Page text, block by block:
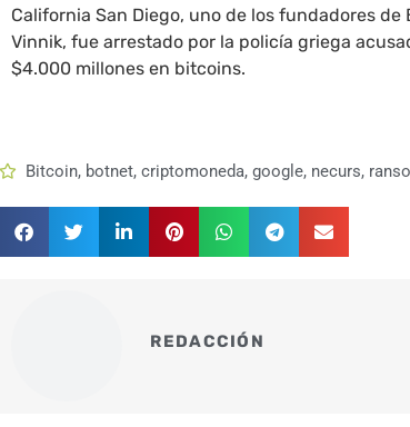
California San Diego, uno de los fundadores de
Vinnik, fue arrestado por la policía griega
$4.000 millones en bitcoins.
Bitcoin, botnet,criptomoneda,google, necurs,
REDACCIÓN